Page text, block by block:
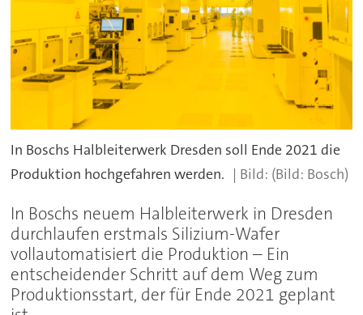
In Boschs Halbleiterwerk Dresden soll Ende 2021 die
Produktion hochgefahren werden.
(Bild: Bosch)
In Boschs neuem Halbleiterwerk in Dresden
durchlaufen erstmals Silizium-Wafer
vollautomatisiert die Produktion – Ein
entscheidender Schritt auf dem Weg zum
Produktionsstart, der für Ende 2021 geplant